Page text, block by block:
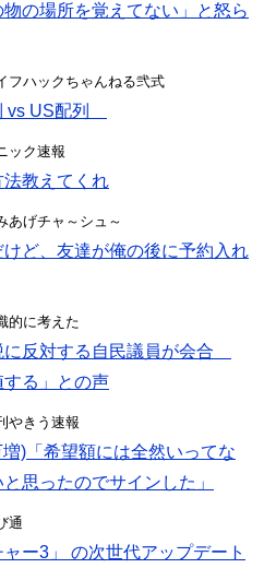
の場所を覚えてない」と怒ら
フハックちゃんねる弐式
vs US配列
ック速報
教えてくれ
あげチャ～シュ～
ど、友達が俺の後に予約入れ
的に考えた
に反対する自民議員が会合
する」との声
やきう速報
)「希望額には全然いってな
思ったのでサインした」
通
ャー3」 の次世代アップデート